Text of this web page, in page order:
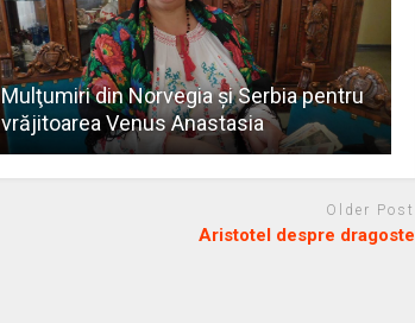
Mulţumiri din Norvegia și Serbia pentru
vrăjitoarea Venus Anastasia
Older Post
Aristotel despre dragoste